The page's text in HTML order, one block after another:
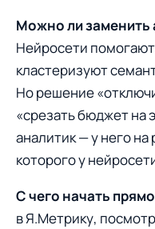
Можно ли заменить
Нейросети
кластеризуют
Но решение
«срезать бюджет на
аналитик — у него на
которого у
С чего начать
в Я.Метрику,